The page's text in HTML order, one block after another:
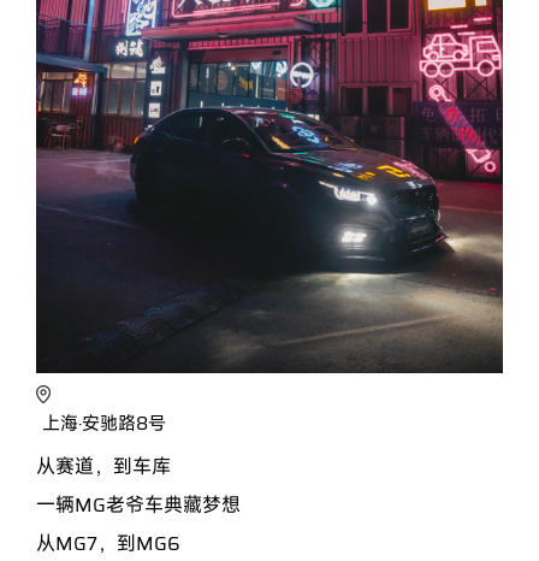
上海·安驰路8号
从赛道，到车库
一辆MG老爷车典藏梦想
从MG7，到MG6